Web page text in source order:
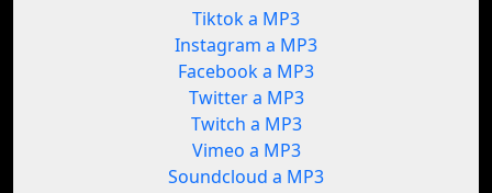
Tiktok a MP3
Instagram a MP3
Facebook a MP3
Twitter a MP3
Twitch a MP3
Vimeo a MP3
Soundcloud a MP3